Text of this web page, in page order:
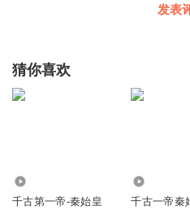
发表
猜你喜欢
千古第一帝-秦始皇 千古一帝秦